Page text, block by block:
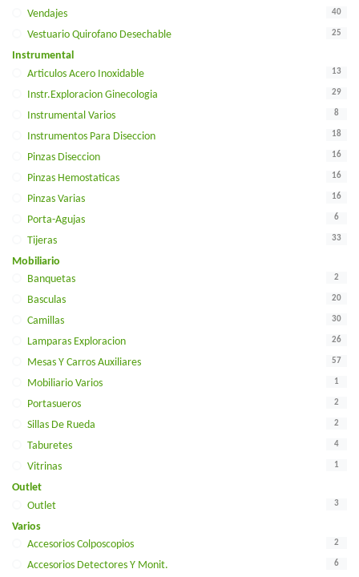
Vendajes 40
Vestuario Quirofano Desechable 25
Instrumental
Articulos Acero Inoxidable
13
Instr.exploracion Ginecologia 29
Instrumental Varios 8
Instrumentos Para Diseccion 18
Pinzas Diseccion 16
Pinzas Hemostaticas 16
Pinzas Varias 16
Porta-Agujas 6
Tijeras 33
Mobiliario
Banquetas
2
Basculas 20
Camillas 30
Lamparas Exploracion 26
Mesas Y Carros Auxiliares 57
Mobiliario Varios 1
Portasueros 2
Sillas De Rueda 2
Taburetes 4
Vitrinas 1
Outlet
Outlet
3
Varios
Accesorios Colposcopios
2
Accesorios Detectores Y Monit. 6